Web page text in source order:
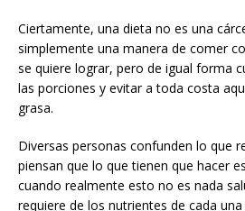
Ciertamente, una dieta no es una
simplemente una manera de comer
se quiere lograr, pero de igual forma
las porciones y evitar a toda costa
grasa.
Diversas personas confunden lo que
piensan que lo que tienen que hacer
cuando realmente esto no es nada
requiere de los nutrientes de cada